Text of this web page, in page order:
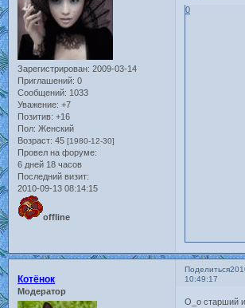
Зарегистрирован: 2009-03-14
Приглашений: 0
Сообщений: 1033
Уважение: +7
Позитив: +16
Пол: Женский
Возраст: 45 [1980-12-30]
Провел на форуме:
6 дней 18 часов
Последний визит:
2010-09-13 08:14:15
offline
0
Поделиться
10:49:17
Котёнок
Модератор
О_о старший